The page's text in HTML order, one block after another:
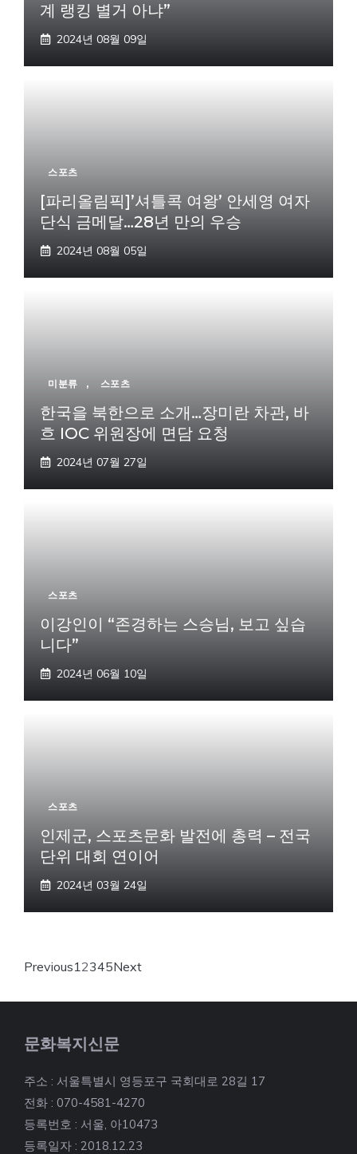
계 랭킹 별거 아냐”
2024년 08월 09일
스포츠
[파리올림픽]’셔틀콕 여왕’ 안세영 여자
단식 금메달…28년 만의 우승
2024년 08월 05일
미분류 , 스포츠
한국을 북한으로 소개…장미란 차관, 바
흐 IOC 위원장에 면담 요청
2024년 07월 27일
스포츠
이강인이 “존경하는 스승님, 보고 싶습
니다”
2024년 06월 10일
스포츠
인제군, 스포츠문화 발전에 총력 – 전국
단위 대회 연이어
2024년 03월 24일
Previous1 2345Next
문화복지신문
주소 : 서울특별시 영등포구 국회대로 28길 17
전화 : 070-4581-4270
등록번호 : 서울, 아10473
등록일자 : 2018.12.23